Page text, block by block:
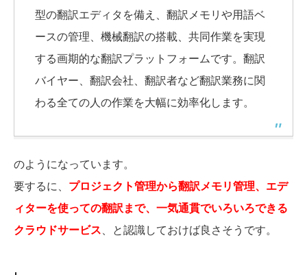
型の翻訳エディタを備え、翻訳メモリや用語ベ
ースの管理、機械翻訳の搭載、共同作業を実現
する画期的な翻訳プラットフォームです。翻訳
バイヤー、翻訳会社、翻訳者など翻訳業務に関
わる全ての人の作業を大幅に効率化します。
のようになっています。
要するに、 プロジェクト管理から翻訳メモリ管理、エデ
ィターを使っての翻訳まで、一気通貫でいろいろできる
クラウドサービス 、と認識しておけば良さそうです。